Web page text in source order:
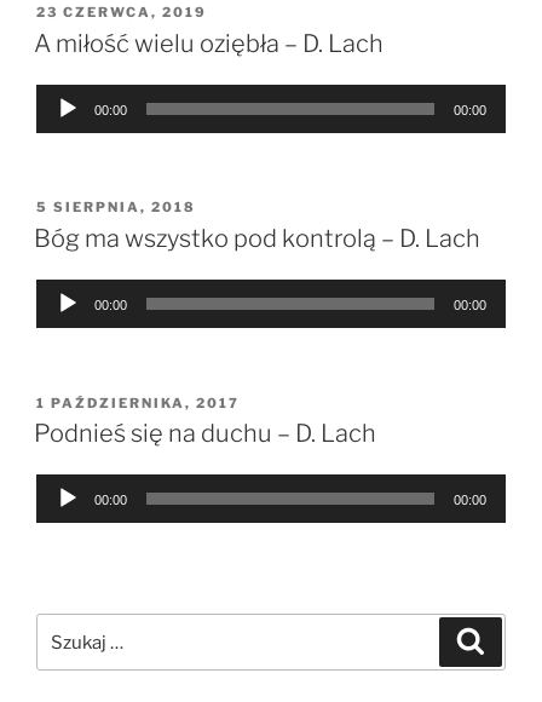
OPUBLIKOWANE
W
23 CZERWCA, 2019
A miłość wielu oziębła – D. Lach
Odtwarzacz
00:00 00:00
OPUBLIKOWANE
W
5 SIERPNIA, 2018
Bóg ma wszystko pod kontrolą – D. Lach
Odtwarzacz
00:00 00:00
OPUBLIKOWANE
W
1 PAŹDZIERNIKA, 2017
Podnieś się na duchu – D. Lach
Odtwarzacz
00:00 00:00